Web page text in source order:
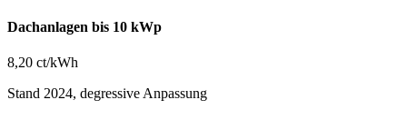
Dachanlagen bis 10 kWp
8,20 ct/kWh
Stand 2024, degressive Anpassung